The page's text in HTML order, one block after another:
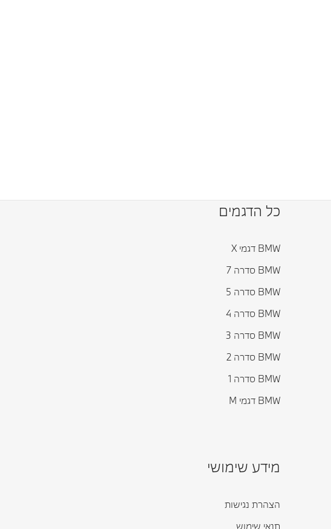
כל הדגמים
BMW דגמי X
BMW סדרה 7
BMW סדרה 5
BMW סדרה 4
BMW סדרה 3
BMW סדרה 2
BMW סדרה 1
BMW דגמי M
מידע שימושי
הצהרת נגישות
תנאי שימוש